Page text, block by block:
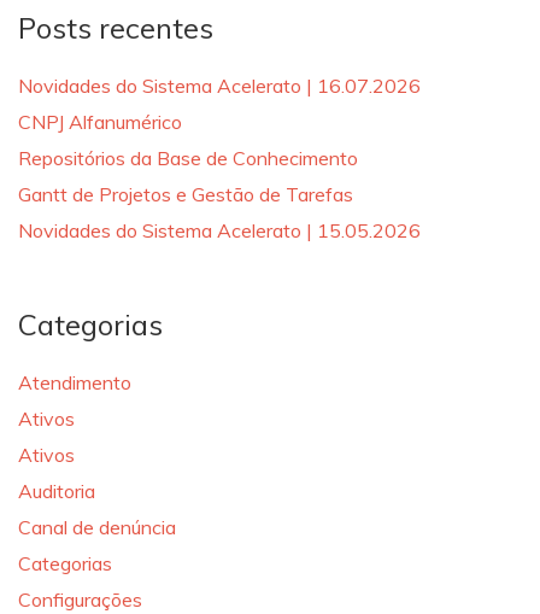
Posts recentes
Novidades do Sistema Acelerato | 16.07.2026
CNPJ Alfanumérico
Repositórios da Base de Conhecimento
Gantt de Projetos e Gestão de Tarefas
Novidades do Sistema Acelerato | 15.05.2026
Categorias
Atendimento
Ativos
Ativos
Auditoria
Canal de denúncia
Categorias
Configurações